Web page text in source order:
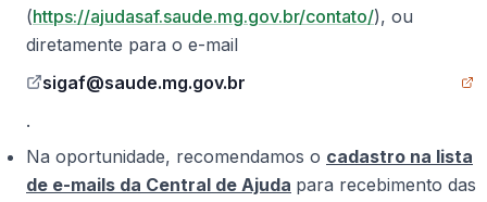
(https://ajudasaf.saude.mg.gov.br/contato/), ou
diretamente para o e-mail
sigaf@saude.mg.gov.br
(Site externo, abre em nova aba)
.​
Na oportunidade, recomendamos o cadastro na lista
de e-mails da Central de Ajuda para recebimento das